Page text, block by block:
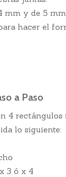
mm y de 5 mm
hacer el
a Paso
4 rectángulos
lo siguiente:
3 ó x 4